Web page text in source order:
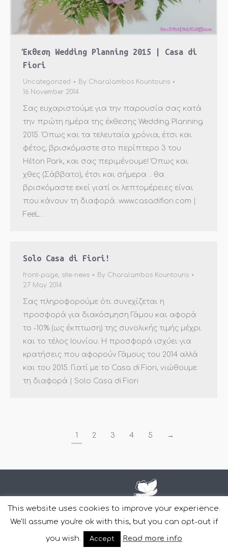
Έκθεση Wedding Planning 2015 | Casa di
Fiori
Uncategorized By Charalambos Kountouris
16 November 2014
Σας ευχαριστούμε για την παρουσία σας κατά
την πρώτη ημέρα της έκθεσης Wedding Planning
2015. Όπως και τα τελευταία χρόνια, έτσι και
φέτος, βρισκόμαστε στο περίπτερο 3 του
Hilton Park, και σας περιμένουμε! Όπως και
χθες (Σάββατο), έτσι και σήμερα .. θα
βρισκόμαστε εκεί γιατί οι λεπτομέρειες είναι
που κάνουν τη διαφορά. www.casadifiori.com |
FeeL…
Solo Casa di Fiori!
front-page, site-news By Charalambos Kountouris
27 May 2014
Σας πληροφορούμε ότι συνεχίζεται η
προσφoρά για διακόσμηση Γάμου και αφορά
το -10% (ως έκπτωση) της συνολικής τιμής μέχρι
και το τέλος Ιουνίου. Η προσφορά ισχύει για
κρατήσεις που αφορούν Γάμους του 2014 αλλά
και του 2015. Γιατί με το Casa di Fiori, νιώθουμε
τη διαφορά | Solo Casa di Fiori
1 2 3 4 5 →
Copyright Casa Di Fiori © 2011-2022 | Design and Development
by YourWebStep.
This website uses cookies to improve your experience.
We'll assume you're ok with this, but you can opt-out if
you wish.
Accept Read more info